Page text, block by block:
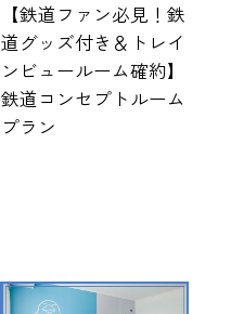
【鉄道ファン必見！鉄
道グッズ付き＆トレイ
ンビュールーム確約】
鉄道コンセプトルーム
プラン